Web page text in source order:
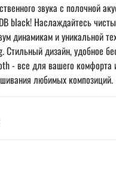
звука с полочной
black! Наслаждайтесь
динамикам и уникальной
Стильный дизайн, удобное
- все для вашего комфорта
любимых композиций.